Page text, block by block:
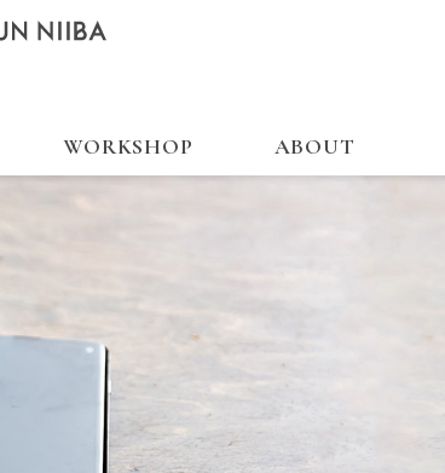
WORKSHOP ABOUT